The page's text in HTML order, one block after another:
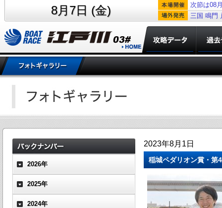
8月7日 (金)
次節は08
三国 鳴門
2026年
2025年
2024年
2023年8月1日
稲城ペダリオン賞・第